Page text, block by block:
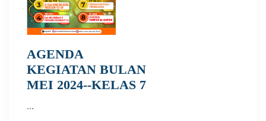
AGENDA
KEGIATAN BULAN
MEI 2024--KELAS 7
...